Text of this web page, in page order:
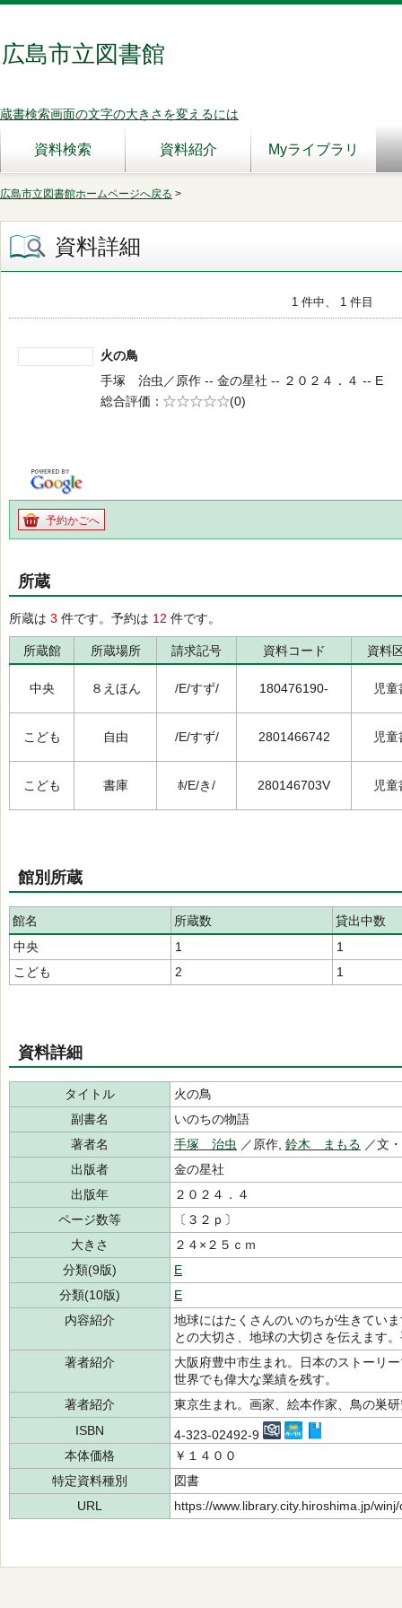
広島市立図書館
蔵書検索画面の文字の大きさを変えるには
資料検索 資料紹介 Myライブラリ
広島市立図書館ホームページへ戻る >
資料詳細
1 件中、 1 件目
火の鳥
手塚 治虫／原作 -- 金の星社 -- ２０２４．４ -- E
総合評価
5段階評価
(0)
予約かごへ
所蔵
所蔵は 3 件です。予約は 12 件です。
所蔵館 所蔵場所 請求記号 資料コード 資料
中央 ８えほん /E/すず/ 180476190- 児童
こども 自由 /E/すず/ 2801466742 児童
こども 書庫 ﾎ/E/き/ 280146703V 児童
館別所蔵
館名 所蔵数
貸出中数
中央
1
1
こども
2 1
資料詳細
タイトル
火の鳥
副書名
いのちの物語
著者名
手塚 治虫 ／原作, 鈴木 まもる ／文
出版者
金の星社
出版年
２０２４．４
ページ数等
〔３２ｐ〕
大きさ
２４×２５ｃｍ
分類(9版)
E
分類(10版)
E
内容紹介
地球にはたくさんのいのちが生きてい
との大切さ、地球の大切さを伝えます
著者紹介
大阪府豊中市生まれ。日本のストーリ
世界でも偉大な業績を残す。
著者紹介
東京生まれ。画家、絵本作家、鳥の巣
ISBN
4-323-02492-9
本体価格
￥１４００
特定資料種別
図書
URL
https://www.library.city.hiroshima.jp/